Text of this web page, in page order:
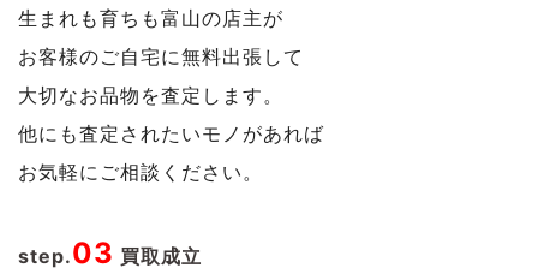
生まれも育ちも富山の店主が
お客様のご自宅に無料出張して
大切なお品物を査定します。
他にも査定されたいモノがあれば
お気軽にご相談ください。
step.03 買取成立